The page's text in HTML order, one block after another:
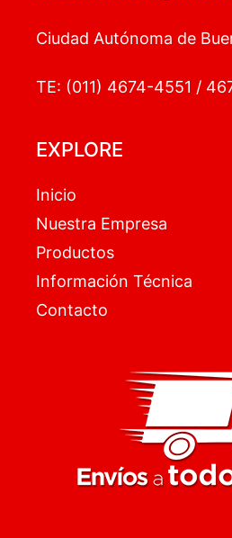
Ciudad Autónoma de
TE: (011) 4674-4551 /
EXPLORE
Inicio
Nuestra Empresa
Productos
Información Técnica
Contacto